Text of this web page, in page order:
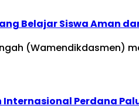
Belajar Siswa Aman
(Wamendikdasmen)
Internasional Perdana